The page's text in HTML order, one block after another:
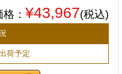
： ¥43,967(税込)
荷予定